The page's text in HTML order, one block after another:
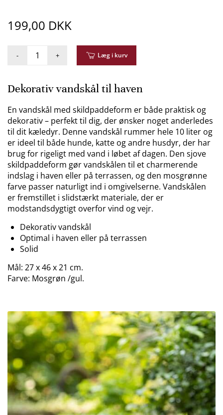
199,00 DKK
- + Læg i kurv
Dekorativ vandskål til haven
En vandskål med skildpaddeform er både praktisk og
dekorativ – perfekt til dig, der ønsker noget anderledes
til dit kæledyr. Denne vandskål rummer hele 10 liter og
er ideel til både hunde, katte og andre husdyr, der har
brug for rigeligt med vand i løbet af dagen. Den sjove
skildpaddeform gør vandskålen til et charmerende
indslag i haven eller på terrassen, og den mosgrønne
farve passer naturligt ind i omgivelserne. Vandskålen
er fremstillet i slidstærkt materiale, der er
modstandsdygtigt overfor vind og vejr.
Dekorativ vandskål
Optimal i haven eller på terrassen
Solid
Mål: 27 x 46 x 21 cm.
Farve: Mosgrøn /gul.